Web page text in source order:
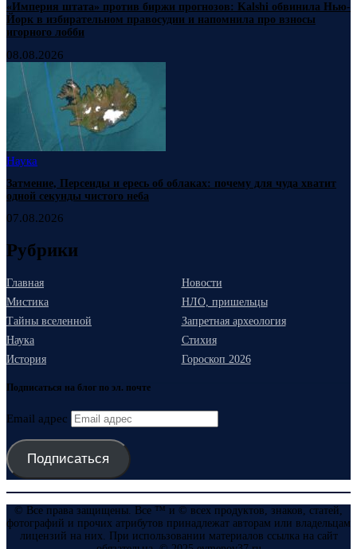
«Империя штата» против биржи прогнозов: Kalshi обвинила Нью-
Йорк в избирательном правосудии и напомнила про взносы
игорного лобби
08.08.2026
Наука
Затмение, Персеиды и ересь об облаках: почему для чуда хватит
одной секунды чистого неба
07.08.2026
Рубрики
Главная
Новости
Мистика
НЛО, пришельцы
Тайны вселенной
Запретная археология
Наука
Стихия
История
Гороскоп 2026
Подписаться на блог по эл. почте
Email адрес
Подписаться
© Все права защищены. Все ™ и © всех продуктов, знаков, статей,
фотографий и прочих атрибутов принадлежат авторам или владельцам
лицензий на них. При использовании материалов ссылка на сайт